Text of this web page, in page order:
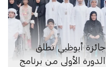
جائزة أبوظبي تطلق
الدورة الأولى من برنامج